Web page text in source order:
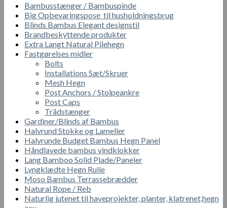
Bambusstænger / Bambuspinde
Big Opbevaringspose til husholdningsbrug
Blinds Bambus Elegant designstil
Brandbeskyttende produkter
Extra Langt Natural Pilehegn
Fastgørelses midler
Bolts
Installations Sæt/Skruer
Mesh Hegn
Post Anchors / Stolpeankre
Post Caps
Trådstænger
Gardiner/Blinds af Bambus
Halvrund Stokke og Lameller
Halvrunde Budget Bambus Hegn Panel
Håndlavede bambus vindklokker
Lang Bamboo Solid Plade/Paneler
Lyngklædte Hegn Rulle
Moso Bambus Terrassebrædder
Natural Rope / Reb
Naturlig jutenet til haveprojekter, planter, klatrenet,hegn